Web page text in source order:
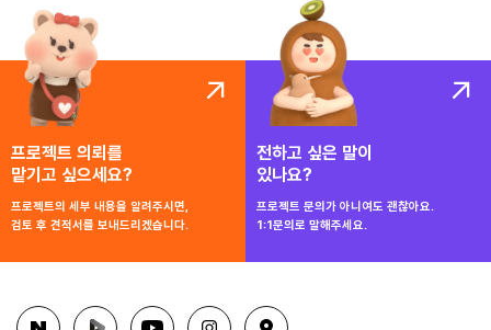
프로젝트 의뢰를
맡기고 싶으세요?
프로젝트의 세부 내용을 알려주시면,
검토 후 견적서를 보내드리겠습니다.
전하고 싶은 말이
있나요?
프로젝트 문의가 아니여도 괜찮아요.
1:1문의로 말해주세요.